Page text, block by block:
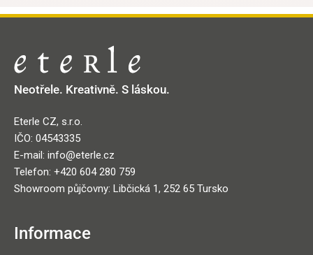
Neotřele. Kreativně. S láskou.
Eterle CZ, s.r.o.
IČO: 04543335
E-mail: info@eterle.cz
Telefon: +420 604 280 759
Showroom půjčovny: Libčická 1, 252 65 Tursko
Informace